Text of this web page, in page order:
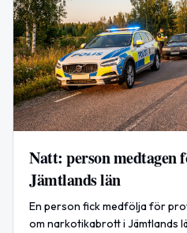
Natt: person medtagen
Jämtlands län
En person fick medfölja för
om narkotikabrott i Jämtlands